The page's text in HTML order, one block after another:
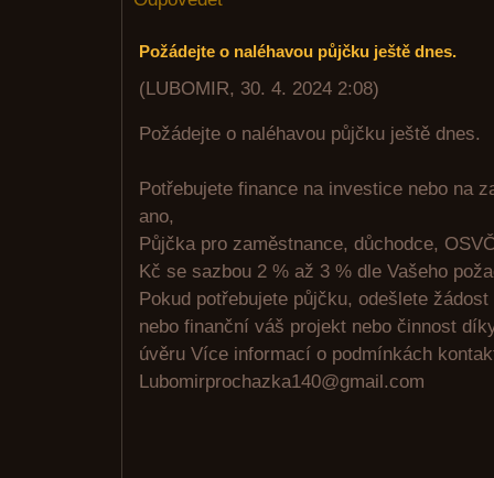
Požádejte o naléhavou půjčku ještě dnes.
(LUBOMIR, 30. 4. 2024 2:08)
Požádejte o naléhavou půjčku ještě dnes.
Potřebujete finance na investice nebo na
ano,
Půjčka pro zaměstnance, důchodce,
Kč se sazbou 2 % až 3 % dle Vašeho
Pokud potřebujete půjčku, odešlete
nebo finanční váš projekt nebo činnost
úvěru Více informací o podmínkách
Lubomirprochazka140@gmail.com